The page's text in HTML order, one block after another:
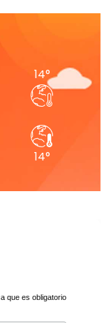
14°
14°
que es obligatorio